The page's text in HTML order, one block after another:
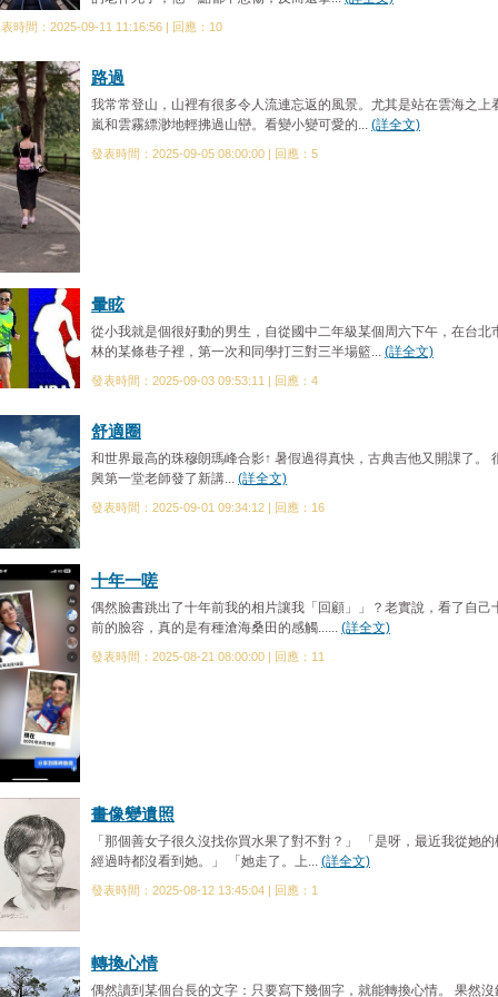
時間：2025-09-11 11:16:56 | 回應：10
路過
我常常登山，山裡有很多令人流連忘返的風景。尤其是站在雲海之上
嵐和雲霧縹渺地輕拂過山巒。看變小變可愛的... (詳全文)
發表時間：2025-09-05 08:00:00 | 回應：5
暈眩
從小我就是個很好動的男生，自從國中二年級某個周六下午，在台北
林的某條巷子裡，第一次和同學打三對三半場籃... (詳全文)
發表時間：2025-09-03 09:53:11 | 回應：4
舒適圈
和世界最高的珠穆朗瑪峰合影↑ 暑假過得真快，古典吉他又開課了。
興第一堂老師發了新講... (詳全文)
發表時間：2025-09-01 09:34:12 | 回應：16
十年一嗟
偶然臉書跳出了十年前我的相片讓我「回顧」」？老實說，看了自己
前的臉容，真的是有種滄海桑田的感觸...... (詳全文)
發表時間：2025-08-21 08:00:00 | 回應：11
畫像變遺照
「那個善女子很久沒找你買水果了對不對？」 「是呀，最近我從她的
經過時都沒看到她。」 「她走了。上... (詳全文)
發表時間：2025-08-12 13:45:04 | 回應：1
轉換心情
偶然讀到某個台長的文字：只要寫下幾個字，就能轉換心情。 果然沒